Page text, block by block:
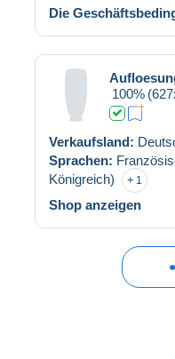
Die
100%
Verkaufsland:
Sprachen:
Königreich)
1
Shop anzeigen